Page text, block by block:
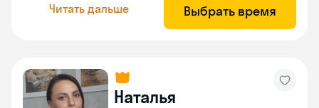
Читать дальше Выбрать время
Наталья